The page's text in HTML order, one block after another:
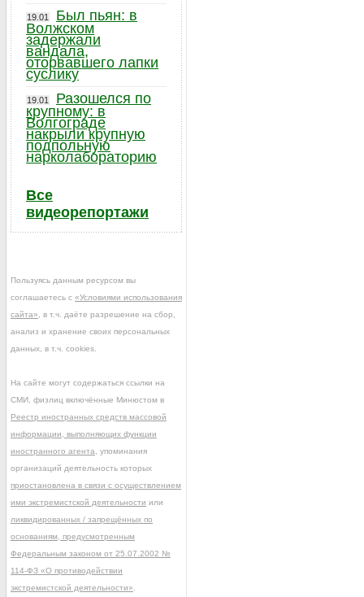
19.01
Был пьян: в
Волжском
задержали
вандала,
оторвавшего лапки
суслику
19.01
Разошелся по
крупному: в
Волгограде
накрыли крупную
подпольную
нарколабораторию
Все
видеорепортажи
Пользуясь данным ресурсом вы
соглашаетесь с «Условиями использования
сайта» , в т.ч. даёте разрешение на сбор,
анализ и хранение своих персональных
данных, в т.ч. cookies.
На сайте могут содержаться ссылки на
СМИ, физлиц включённые Минюстом в
Реестр иностранных средств массовой
информации, выполняющих функции
иностранного агента , упоминания
организаций деятельность которых
приостановлена в связи с осуществлением
ими экстремистской деятельности или
ликвидированных / запрещённых по
основаниям, предусмотренным
Федеральным законом от 25.07.2002 №
114-ФЗ «О противодействии
экстремистской деятельности»